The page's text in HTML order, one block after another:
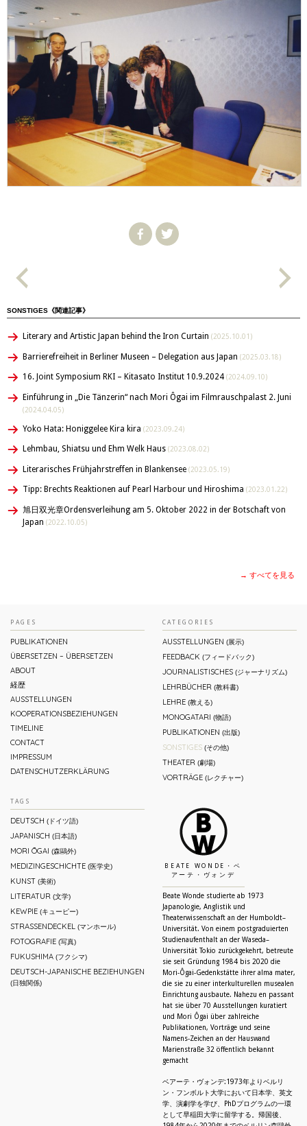
SONSTIGES《関連記事》
Literary and Artistic Japan behind the Iron Curtain (2025.10.01)
Barrierefreiheit in Berliner Museen – Delegation aus Japan (2025.03.18)
16. Joint Symposium RKI – Kitasato Institut 10.9.2024 (2024.09.10)
Einführung in „Die Tänzerin“ nach Mori Ôgai im Filmrauschpalast 2. Juni
(2024.04.05)
Yoko Hata: Honiggelee Kira kira (2023.09.24)
Lehmbau, Shiatsu und Ehm Welk Haus (2023.08.02)
Literarisches Frühjahrstreffen in Blankensee (2023.05.19)
Tipp: Brechts Reaktionen auf Pearl Harbour und Hiroshima (2023.01.22)
旭日双光章Ordensverleihung am 5. Oktober 2022 in der Botschaft von
Japan (2022.10.05)
→ すべてを見る
PAGES
PUBLIKATIONEN
ÜBERSETZEN – ÜBERSETZEN
ABOUT
経歴
AUSSTELLUNGEN
KOOPERATIONSBEZIEHUNGEN
TIMELINE
CONTACT
IMPRESSUM
DATENSCHUTZERKLÄRUNG
CATEGORIES
AUSSTELLUNGEN (展示)
FEEDBACK (フィードバック)
JOURNALISTISCHES(ジャーナリズム)
LEHRBÜCHER (教科書)
LEHRE(教える)
MONOGATARI (物語)
PUBLIKATIONEN (出版)
SONSTIGES(その他)
THEATER (劇場)
VORTRÄGE(レクチャー)
TAGS
DEUTSCH (ドイツ語)
JAPANISCH (日本語)
MORI ŌGAI (森鷗外)
MEDIZINGESCHICHTE (医学史)
KUNST (美術)
LITERATUR (文学)
KEWPIE (キューピー)
STRASSENDECKEL (マンホール)
FOTOGRAFIE (写真)
FUKUSHIMA (フクシマ)
DEUTSCH-JAPANISCHE BEZIEHUNGEN
(日独関係)
BEATE WONDE・ベ
アーテ・ヴォンデ
Beate Wonde studierte ab 1973
Japanologie, Anglistik und
Theaterwissenschaft an der Humboldt–
Universität. Von einem postgraduierten
Studienaufenthalt an der Waseda–
Universität Tokio zurückgekehrt, betreute
sie seit Gründung 1984 bis 2020 die
Mori-Ôgai-Gedenkstätte ihrer alma mater,
die sie zu einer interkulturellen musealen
Einrichtung ausbaute. Nahezu en passant
hat sie über 70 Ausstellungen kuratiert
und Mori Ôgai über zahlreiche
Publikationen, Vorträge und seine
Namens-Zeichen an der Hauswand
Marienstraße 32 öffentlich bekannt
gemacht
ベアーテ・ヴォンデ:1973年よりベルリ
ン・フンボルト大学において日本学、英文
学、演劇学を学び、PhDプログラムの一環
として早稲田大学に留学する。帰国後、